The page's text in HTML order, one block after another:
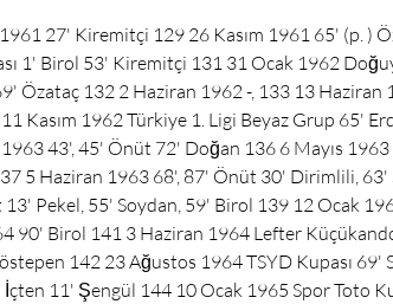
27' Kiremitçi 129 26 Kasım 1961 65' (p. )
1' Birol 53' Kiremitçi 131 31 Ocak 1962
Özataç 132 2 Haziran 1962 -, 133 13 Haziran
Kasım 1962 Türkiye 1. Ligi Beyaz Grup 65'
43', 45' Önüt 72' Doğan 136 6 Mayıs
5 Haziran 1963 68', 87' Önüt 30' Dirimlili, 63'
Pekel, 55' Soydan, 59' Birol 139 12 Ocak
90' Birol 141 3 Haziran 1964 Lefter
142 23 Ağustos 1964 TSYD Kupası 69'
İçten 11' Şengül 144 10 Ocak 1965 Spor Toto